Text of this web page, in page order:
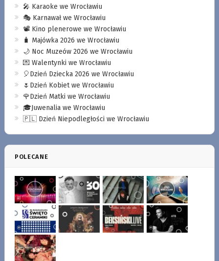
🎤 Karaoke we Wrocławiu
🎭 Karnawał we Wrocławiu
📽️ Kino plenerowe we Wrocławiu
🧳 Majówka 2026 we Wrocławiu
🌙 Noc Muzeów 2026 we Wrocławiu
💌 Walentynki we Wrocławiu
🎈Dzień Dziecka 2026 we Wrocławiu
🌷Dzień Kobiet we Wrocławiu
🌹Dzień Matki we Wrocławiu
🎓Juwenalia we Wrocławiu
🇵🇱 Dzień Niepodległości we Wrocławiu
POLECANE